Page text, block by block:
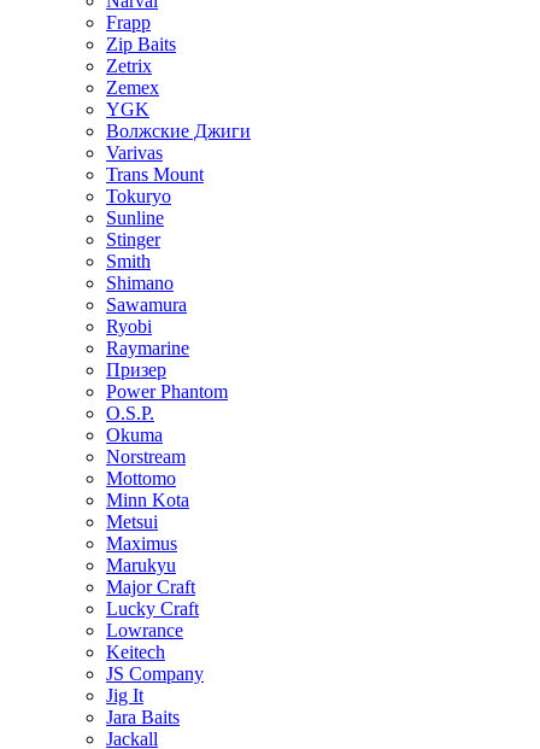
Frapp
Zip Baits
Zetrix
Zemex
YGK
Волжские Джиги
Varivas
Trans Mount
Tokuryo
Sunline
Stinger
Smith
Shimano
Sawamura
Ryobi
Raymarine
Призер
Power Phantom
O.S.P.
Okuma
Norstream
Mottomo
Minn Kota
Metsui
Maximus
Marukyu
Major Craft
Lucky Craft
Lowrance
Keitech
JS Company
Jig It
Jara Baits
Jackall